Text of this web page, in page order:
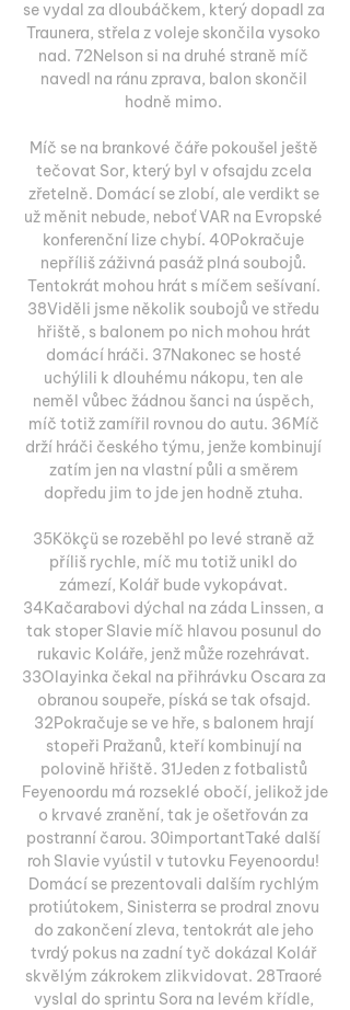
se vydal za dloubáčkem, který dopadl za
Traunera, střela z voleje skončila vysoko
nad. 72Nelson si na druhé straně míč
navedl na ránu zprava, balon skončil
hodně mimo.
Míč se na brankové čáře pokoušel ještě
tečovat Sor, který byl v ofsajdu zcela
zřetelně. Domácí se zlobí, ale verdikt se
už měnit nebude, neboť VAR na Evropské
konferenční lize chybí. 40Pokračuje
nepříliš záživná pasáž plná soubojů.
Tentokrát mohou hrát s míčem sešívaní.
38Viděli jsme několik soubojů ve středu
hřiště, s balonem po nich mohou hrát
domácí hráči. 37Nakonec se hosté
uchýlili k dlouhému nákopu, ten ale
neměl vůbec žádnou šanci na úspěch,
míč totiž zamířil rovnou do autu. 36Míč
drží hráči českého týmu, jenže kombinují
zatím jen na vlastní půli a směrem
dopředu jim to jde jen hodně ztuha.
35Kökçü se rozeběhl po levé straně až
příliš rychle, míč mu totiž unikl do
zámezí, Kolář bude vykopávat.
34Kačarabovi dýchal na záda Linssen, a
tak stoper Slavie míč hlavou posunul do
rukavic Koláře, jenž může rozehrávat.
33Olayinka čekal na přihrávku Oscara za
obranou soupeře, píská se tak ofsajd.
32Pokračuje se ve hře, s balonem hrají
stopeři Pražanů, kteří kombinují na
polovině hřiště. 31Jeden z fotbalistů
Feyenoordu má rozseklé obočí, jelikož jde
o krvavé zranění, tak je ošetřován za
postranní čarou. 30importantTaké další
roh Slavie vyústil v tutovku Feyenoordu!
Domácí se prezentovali dalším rychlým
protiútokem, Sinisterra se prodral znovu
do zakončení zleva, tentokrát ale jeho
tvrdý pokus na zadní tyč dokázal Kolář
skvělým zákrokem zlikvidovat. 28Traoré
vyslal do sprintu Sora na levém křídle,